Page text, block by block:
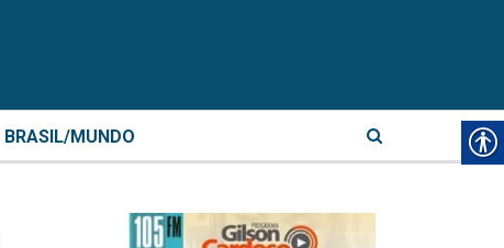
BRASIL/MUNDO